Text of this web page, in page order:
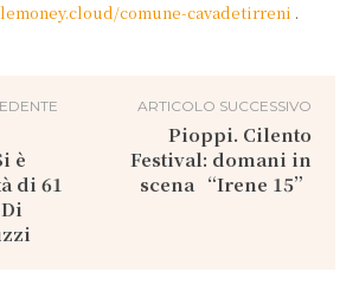
comune-cavadetirreni .
è
di 61
ARTICOLO SUCCESSIVO
Pioppi. Cilento
Festival: domani in
scena “Irene 15”